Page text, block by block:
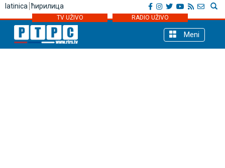
latinica ћирилица
TV UŽIVO RADIO UŽIVO
Meni